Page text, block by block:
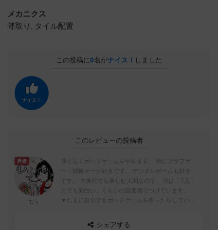
メカニクス
陣取り, タイル配置
この投稿に0名がナイス！ しました
ナイス！
このレビューの投稿者
勇者
むう
薄く広くボードゲームをやります。 特にブラフゲ
ー・戦略ゲーが好きです。 デジタルゲームも好き
です。 大体何でも楽しむ人間なので、 星は「7点：
とても面白い」くらいの温度感でつけています。
▼たまに自分でもボードゲームを作ったりしていま
シェアする